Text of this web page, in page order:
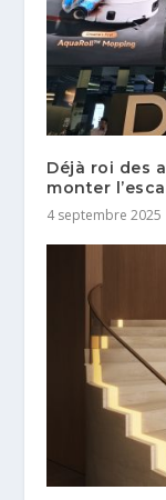
Déjà roi des
monter
4 septembre 2025